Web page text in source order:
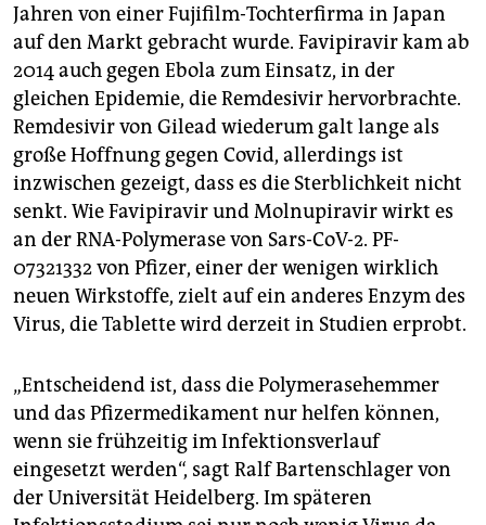
Jahren von einer Fujifilm-Tochterfirma in Japan
auf den Markt gebracht wurde. Favipiravir kam ab
2014 auch gegen Ebola zum Einsatz, in der
gleichen Epidemie, die Remdesivir hervorbrachte.
Remdesivir von Gilead wiederum galt lange als
große Hoffnung gegen Covid, allerdings ist
inzwischen gezeigt, dass es die Sterblichkeit nicht
senkt. Wie Favipiravir und Molnupiravir wirkt es
an der RNA-Polymerase von Sars-CoV-2. PF-
07321332 von Pfizer, einer der wenigen wirklich
neuen Wirkstoffe, zielt auf ein anderes Enzym des
Virus, die Tablette wird derzeit in Studien erprobt.
„Entscheidend ist, dass die Polymerasehemmer
und das Pfizermedikament nur helfen können,
wenn sie frühzeitig im Infektionsverlauf
eingesetzt werden“, sagt Ralf Bartenschlager von
der Universität Heidelberg. Im späteren